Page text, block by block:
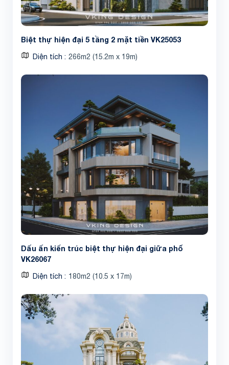
Biệt thự hiện đại 5 tầng 2 mặt tiền VK25053
Diện tích 266m2 (15.2m x 19m)
Dấu ấn kiến trúc biệt thự hiện đại giữa phố
VK26067
Diện tích 180m2 (10.5 x 17m)